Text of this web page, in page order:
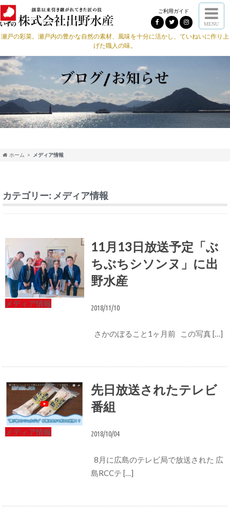
ご利用ガイド
MENU
瀬戸の彩菜。瀬戸内の豊かな自然の素材、風味を十分に活かし、ていねいに作り上
げた職人の味。
ホーム メディア情報
カテゴリー: メディア情報
メディア情報
11月13日放送予定「ぶ
ちぶちシソンヌ」に出
野水産
2018/11/10
さかのぼること1ヶ月前 この写真 […]
メディア情報
先日放送されたテレビ
番組
2018/10/04
8月に広島のテレビ局で放送された 広
島RCCテ […]